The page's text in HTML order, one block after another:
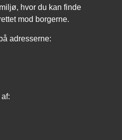
hvor du kan finde
mod borgerne.
adresserne: